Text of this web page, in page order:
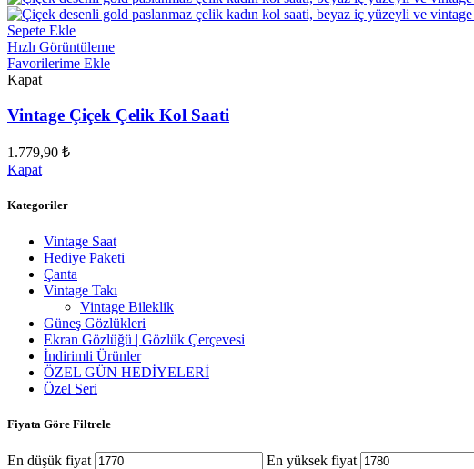
Sepete Ekle
Hızlı Görüntüleme
Favorilerime Ekle
Kapat
Vintage Çiçek Çelik Kol Saati
1.779,90 ₺
Kapat
Kategoriler
Vintage Saat
Hediye Paketi
Çanta
Vintage Takı
Vintage Bileklik
Güneş Gözlükleri
Ekran Gözlüğü | Gözlük Çerçevesi
İndirimli Ürünler
ÖZEL GÜN HEDİYELERİ
Özel Seri
Fiyata Göre Filtrele
En düşük fiyat En yüksek fiyat